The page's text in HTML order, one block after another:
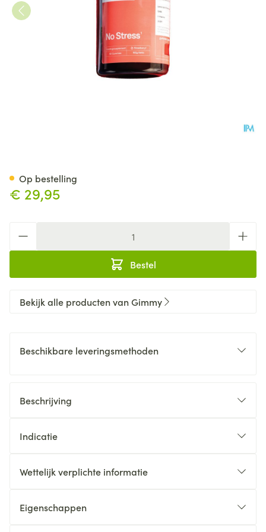
€ 29,95
Bestel
Op bestelling
Bekijk alle producten van Gimmy
Beschikbare leveringsmethoden
Beschrijving
Indicatie
Wettelijk verplichte informatie
Eigenschappen